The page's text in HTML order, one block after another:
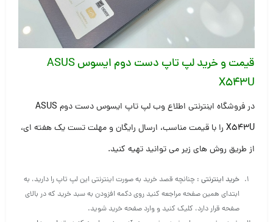
قیمت و خرید
لپ تاپ دست دوم ایسوس ASUS
X543U
در فروشگاه اینترنتی اطلاع وب لپ تاپ ایسوس دست دوم ASUS
X543U را با قیمت مناسب، ارسال رایگان و مهلت تست یک هفته ای،
از طریق روش های زیر می توانید تهیه کنید.
خرید اینترنتی : چنانچه قصد خرید به صورت اینترنتی این لپ تاپ را دارید، به
ابتدای همین صفحه مراجعه کنید روی دکمه افزودن به سبد خرید که در بالای
صفحه قرار دارد، کلیک کنید و وارد صفحه خرید شوید.